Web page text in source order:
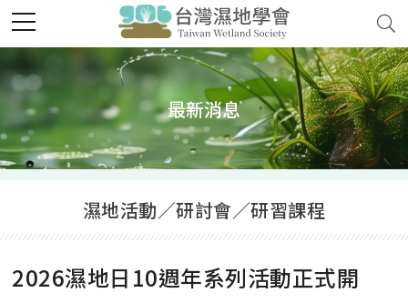
最新消息
濕地活動／研討會／研習課程
2026濕地日10週年系列活動正式開